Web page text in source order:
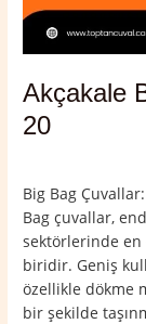
Akçakale
20
Big Bag
Bag çuvallar,
sektörlerinde
biridir. Geniş
özellikle dökme
bir şekilde